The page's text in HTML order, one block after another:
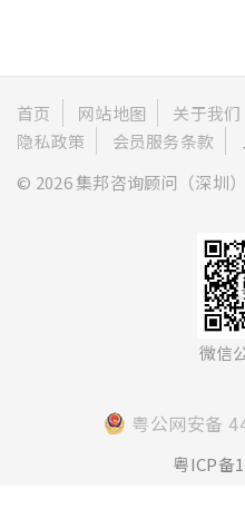
首页 网站地图 关于我们
隐私政策
会员服务条款
© 2026 集邦咨询顾问（深圳
微信
粤公网安备
粤ICP备